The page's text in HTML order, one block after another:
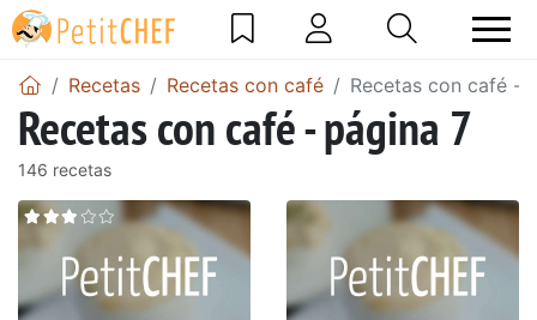
Recetas Recetas con café Recetas con café -
Recetas con café - página 7
146 recetas